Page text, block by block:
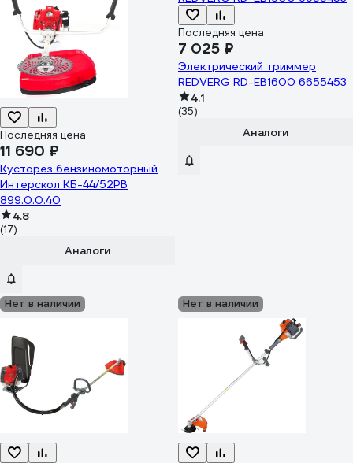
Последняя цена
11 690 ₽
Кусторез бензиномоторный
Интерскол КБ-44/52РВ
899.0.0.40
4.8
(17)
Аналоги
Последняя цена
7 025 ₽
Электрический триммер
REDVERG RD-EB1600 6655453
4.1
(35)
Аналоги
Нет в наличии Нет в наличии